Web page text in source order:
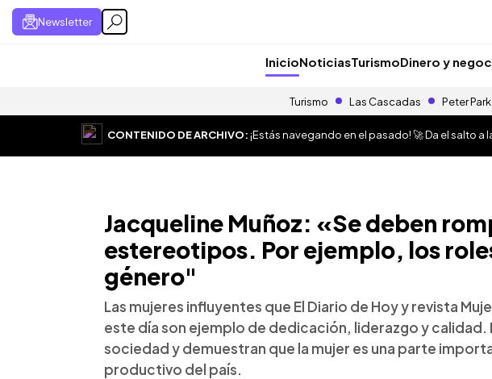
Newsletter
InicioNoticiasTurismoDinero y
Turismo Las Cascadas Peter
CONTENIDO DE ARCHIVO:¡Estás navegando en el pasado! 🚀 Da el salto a
Jacqueline Muñoz: «Se deben
estereotipos. Por ejemplo, los
género"
Las mujeres influyentes que El Diario de Hoy y revista
este día son ejemplo de dedicación, liderazgo y calidad.
sociedad y demuestran que la mujer es una parte
productivo del país.